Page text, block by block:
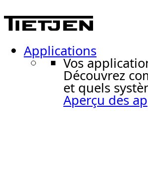
Applications
Vos
Découvrez
et quels
Aperçu des